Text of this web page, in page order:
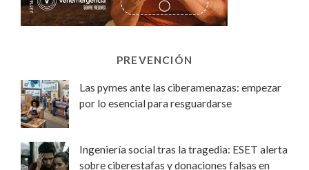
PREVENCIÓN
Las pymes ante las ciberamenazas: empezar
por lo esencial para resguardarse
Ingeniería social tras la tragedia: ESET alerta
sobre ciberestafas y donaciones falsas en